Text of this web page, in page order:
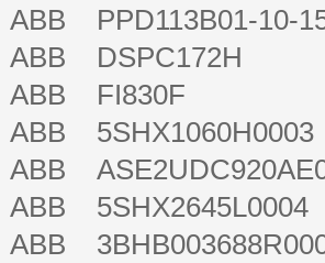
ABB PPD113B01-10-
ABB DSPC172H
ABB FI830F
ABB
ABB
ABB 5SHX2645L0004
ABB